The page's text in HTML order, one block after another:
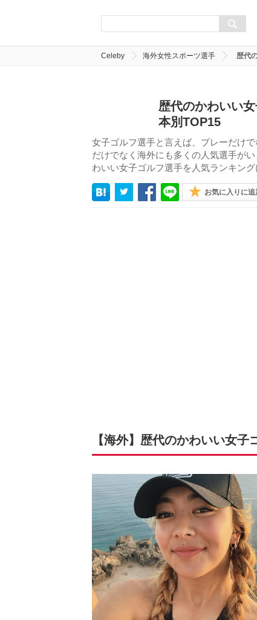
Celeby 海外女性スポーツ選手 歴代
歴代のかわいい
本別TOP15
女子ゴルフ選手と言えば、プレーだけ
だけでなく海外にも多くの人気選手が
わいい女子ゴルフ選手を人気ランキング
お気に入りに追
【海外】歴代のかわいい女子